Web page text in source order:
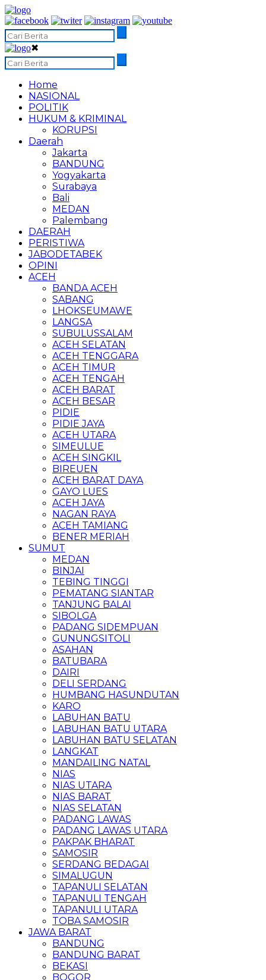
✖
Home
NASIONAL
POLITIK
HUKUM & KRIMINAL
KORUPSI
Daerah
Jakarta
BANDUNG
Yogyakarta
Surabaya
Bali
MEDAN
Palembang
DAERAH
PERISTIWA
JABODETABEK
OPINI
ACEH
BANDA ACEH
SABANG
LHOKSEUMAWE
LANGSA
SUBULUSSALAM
ACEH SELATAN
ACEH TENGGARA
ACEH TIMUR
ACEH TENGAH
ACEH BARAT
ACEH BESAR
PIDIE
PIDIE JAYA
ACEH UTARA
SIMEULUE
ACEH SINGKIL
BIREUEN
ACEH BARAT DAYA
GAYO LUES
ACEH JAYA
NAGAN RAYA
ACEH TAMIANG
BENER MERIAH
SUMUT
MEDAN
BINJAI
TEBING TINGGI
PEMATANG SIANTAR
TANJUNG BALAI
SIBOLGA
PADANG SIDEMPUAN
GUNUNGSITOLI
ASAHAN
BATUBARA
DAIRI
DELI SERDANG
HUMBANG HASUNDUTAN
KARO
LABUHAN BATU
LABUHAN BATU UTARA
LABUHAN BATU SELATAN
LANGKAT
MANDAILING NATAL
NIAS
NIAS UTARA
NIAS BARAT
NIAS SELATAN
PADANG LAWAS
PADANG LAWAS UTARA
PAKPAK BHARAT
SAMOSIR
SERDANG BEDAGAI
SIMALUGUN
TAPANULI SELATAN
TAPANULI TENGAH
TAPANULI UTARA
TOBA SAMOSIR
JAWA BARAT
BANDUNG
BANDUNG BARAT
BEKASI
BOGOR